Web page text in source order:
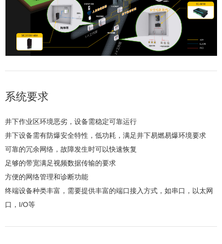
系统要求
井下作业区环境恶劣，设备需稳定可靠运行
井下设备需有防爆安全特性，低功耗，满足井下易燃易爆环境要求
可靠的冗余网络，故障发生时可以快速恢复
足够的带宽满足视频数据传输的要求
方便的网络管理和诊断功能
终端设备种类丰富，需要提供丰富的端口接入方式，如串口，以太网
口，I/O等